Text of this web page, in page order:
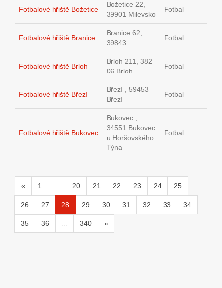
Fotbalové hřiště Božetice
Božetice 22,
39901 Milevsko
Fotbal
Fotbalové hřiště Branice
Branice 62,
39843
Fotbal
Fotbalové hřiště Brloh
Brloh 211, 382
06 Brloh
Fotbal
Fotbalové hřiště Březí
Březí , 59453
Březí
Fotbal
Fotbalové hřiště Bukovec
Bukovec ,
34551 Bukovec
u Horšovského
Týna
Fotbal
« 1 ... 20 21 22 23 24 25
26 27 28 29 30 31 32 33 34
35 36 ... 340 »